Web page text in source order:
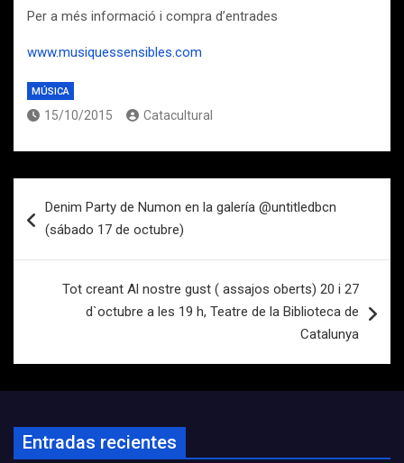
Per a més informació i compra d’entrades
www.musiquessensibles.com
MÚSICA
15/10/2015 Catacultural
de
Denim Party de Numon en la galería @untitledbcn
(sábado 17 de octubre)
Tot creant Al nostre gust ( assajos oberts) 20 i 27
d`octubre a les 19 h, Teatre de la Biblioteca de
Catalunya
Entradas recientes